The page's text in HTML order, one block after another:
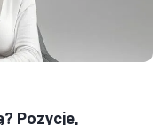
Pozycje,